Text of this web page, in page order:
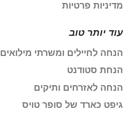
מדיניות פרטיות
עוד יותר טוב
הנחה לחיילים ומשרתי מילואים
הנחת סטודנט
הנחה לאזרחים ותיקים
גיפט כארד של סופר טויס